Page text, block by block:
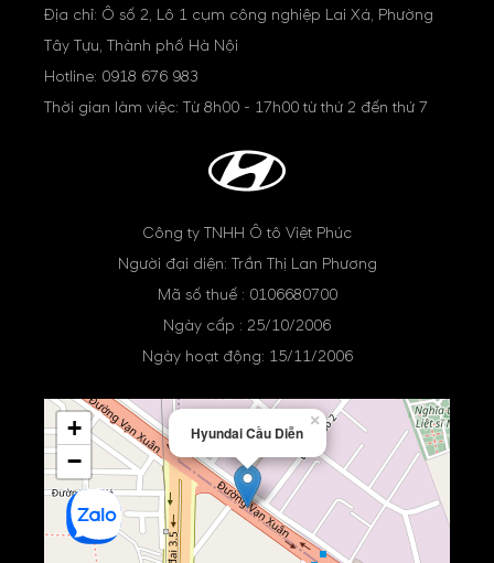
Địa chỉ: Ô số 2, Lô 1 cụm công nghiệp Lai Xá, Phường
Tây Tựu, Thành phố Hà Nội
Hotline: 0918 676 983
Thời gian làm việc: Từ 8h00 - 17h00 từ thứ 2 đến thứ 7
Công ty TNHH Ô tô Việt Phúc
Người đại diện: Trần Thị Lan Phương
Mã số thuế : 0106680700
Ngày cấp : 25/10/2006
Ngày hoạt động: 15/11/2006
Hyundai Cầu Diễn
×
+
−